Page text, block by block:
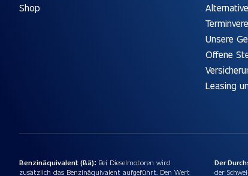
Shop
Unsere
Offene
Leasing
Benzinäquivalent (Bä): Bei Dieselmotoren wird
zusätzlich das Benzinäquivalent aufgeführt. Den Wert
Der
der